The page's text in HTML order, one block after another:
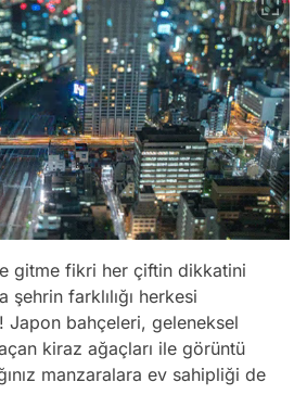
gitme fikri her çiftin dikkatini
şehrin farklılığı herkesi
Japon bahçeleri, geleneksel
kiraz ağaçları ile görüntü
manzaralara ev sahipliği de